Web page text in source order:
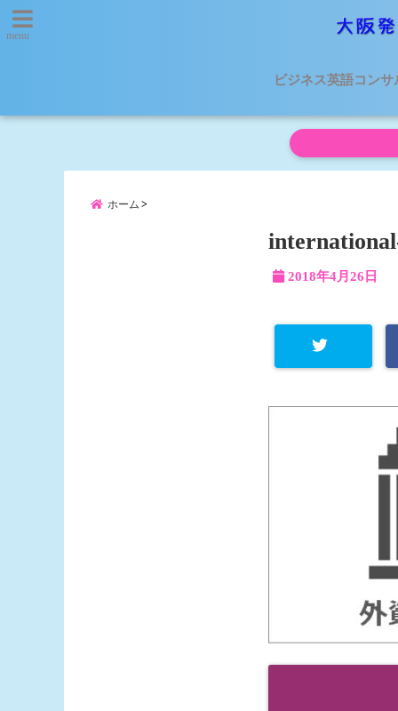
menu
ビジネス英語コンサ
ホーム
2018年4月26日